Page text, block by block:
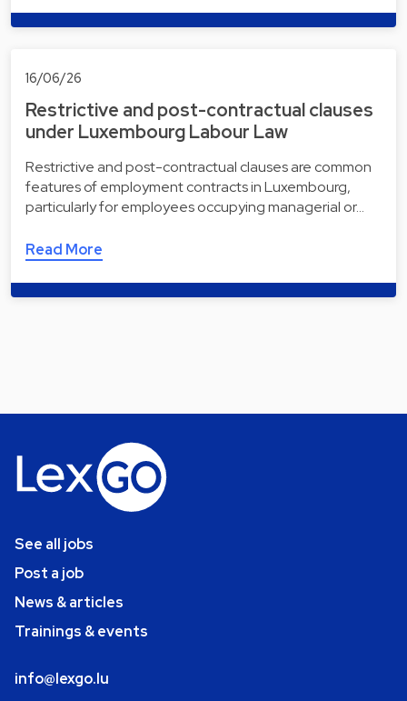
16/06/26
Restrictive and post-contractual clauses
under Luxembourg Labour Law
Restrictive and post-contractual clauses are common
features of employment contracts in Luxembourg,
particularly for employees occupying managerial or…
Read More
See all jobs
Post a job
News & articles
Trainings & events
info@lexgo.lu